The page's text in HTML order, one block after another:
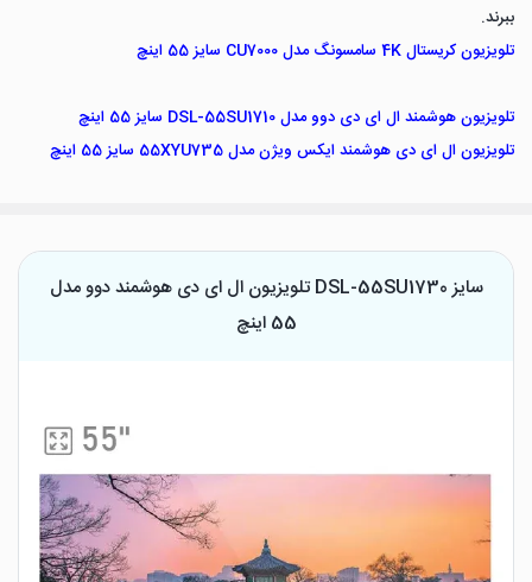
ببرند.
تلویزیون کریستال 4K سامسونگ مدل CU7000 سایز 55 اینچ
تلویزیون هوشمند ال ای دی دوو مدل DSL-55SU1710 سایز 55 اینچ
تلویزیون ال ای دی هوشمند ایکس ویژن مدل 55XYU735 سایز 55 اینچ
تلویزیون ال ای دی هوشمند دوو مدل DSL-55SU1730 سایز
55 اینچ